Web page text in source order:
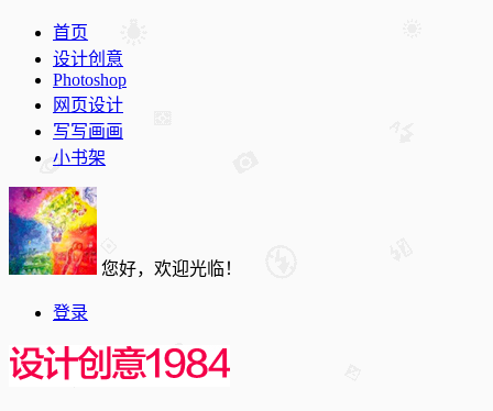
首页
设计创意
Photoshop
网页设计
写写画画
小书架
您好，欢迎光临！
登录